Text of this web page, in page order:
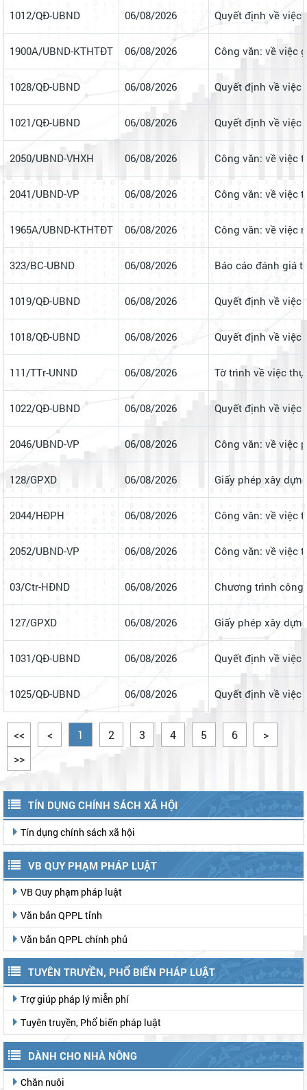
1012/QĐ-UBND 06/08/2026 Quyết định về việc
1900A/UBND-KTHTĐT 06/08/2026 Công văn: về việc
1028/QĐ-UBND 06/08/2026 Quyết định về việc
1021/QĐ-UBND 06/08/2026 Quyết định về việc
2050/UBND-VHXH 06/08/2026 Công văn: về việc
2041/UBND-VP 06/08/2026 Công văn: về việc
1965A/UBND-KTHTĐT 06/08/2026 Công văn: về việc
323/BC-UBND 06/08/2026 Báo cáo đánh giá
1019/QĐ-UBND 06/08/2026 Quyết định về việc
1018/QĐ-UBND 06/08/2026 Quyết định về việc
111/TTr-UNND 06/08/2026 Tờ trình về việc
1022/QĐ-UBND 06/08/2026 Quyết định về việc
2046/UBND-VP 06/08/2026 Công văn: về việc
128/GPXD 06/08/2026 Giấy phép xây
2044/HĐPH 06/08/2026 Công văn: về việc
2052/UBND-VP 06/08/2026 Công văn: về việc
03/Ctr-HĐND 06/08/2026 Chương trình công
127/GPXD 06/08/2026 Giấy phép xây
1031/QĐ-UBND 06/08/2026 Quyết định về việc
1025/QĐ-UBND 06/08/2026 Quyết định về việc
<< < 1 2 3 4 5 6
>
>>
TÍN DỤNG CHÍNH SÁCH XÃ HỘI
Tín dụng chính sách xã hội
VB QUY PHẠM PHÁP LUẬT
VB Quy phạm pháp luật
Văn bản QPPL tỉnh
Văn bản QPPL chính phủ
TUYÊN TRUYỀN, PHỔ BIẾN PHÁP LUẬT
Trợ giúp pháp lý miễn phí
Tuyên truyền, Phổ biến pháp luật
DÀNH CHO NHÀ NÔNG
Chăn nuôi